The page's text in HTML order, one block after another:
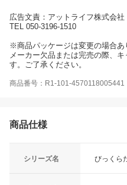
広告文責：アットライフ株式会社
TEL 050-3196-1510
※商品パッケージは変更の場合あ
メーカー欠品または完売の際、
す。ご了承ください。
商品番号：R1-101-4570118005441
商品仕様
シリーズ名 びっくら